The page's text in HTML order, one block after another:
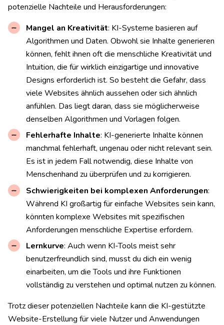
potenzielle Nachteile und Herausforderungen:
Mangel an Kreativität: KI-Systeme basieren auf
Algorithmen und Daten. Obwohl sie Inhalte generieren
können, fehlt ihnen oft die menschliche Kreativität und
Intuition, die für wirklich einzigartige und innovative
Designs erforderlich ist. So besteht die Gefahr, dass
viele Websites ähnlich aussehen oder sich ähnlich
anfühlen. Das liegt daran, dass sie möglicherweise
denselben Algorithmen und Vorlagen folgen.
Fehlerhafte Inhalte: KI-generierte Inhalte können
manchmal fehlerhaft, ungenau oder nicht relevant sein.
Es ist in jedem Fall notwendig, diese Inhalte von
Menschenhand zu überprüfen und zu korrigieren.
Schwierigkeiten bei komplexen Anforderungen:
Während KI großartig für einfache Websites sein kann,
könnten komplexe Websites mit spezifischen
Anforderungen menschliche Expertise erfordern.
Lernkurve: Auch wenn KI-Tools meist sehr
benutzerfreundlich sind, musst du dich ein wenig
einarbeiten, um die Tools und ihre Funktionen
vollständig zu verstehen und optimal nutzen zu können.
Trotz dieser potenziellen Nachteile kann die KI-gestützte
Website-Erstellung für viele Nutzer und Anwendungen